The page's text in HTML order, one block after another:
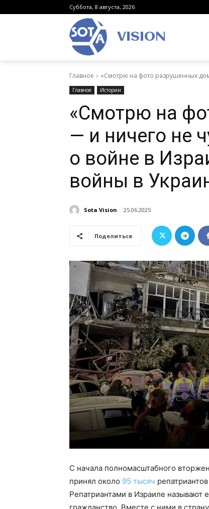
Суббота, 8 августа, 2026
VISION
Главное «Смотрю на фото разрушенных
Главное Истории
«Смотрю на
— и ничего не
о войне в
войны в
Sota Vision 25.06.2025
Поделиться
С начала полномасштабного
принял около 95 тысяч
Репатриантами в Израиле называют